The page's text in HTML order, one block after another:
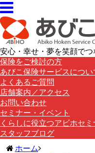
安心・幸せ・夢を笑顔で
保険をご検討の方
あびこ保険サービスについ
よくあるご質問
店舗案内／アクセス
お問い合わせ
セミナー・イベント
くらしに役立つアビホセミ
スタッフブログ
ホーム